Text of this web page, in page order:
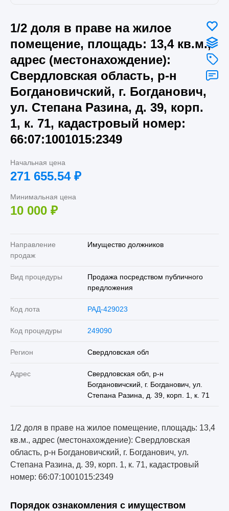
1/2 доля в праве на жилое
помещение, площадь: 13,4 кв.м.,
адрес (местонахождение):
Свердловская область, р-н
Богдановичский, г. Богданович,
ул. Степана Разина, д. 39, корп.
1, к. 71, кадастровый номер:
66:07:1001015:2349
Начальная цена
271 655.54 ₽
Минимальная цена
10 000 ₽
Направление
продаж
Имущество должников
Вид процедуры
Продажа посредством публичного
предложения
Код лота РАД-429023
Код процедуры 249090
Регион Свердловская обл
Адрес
Свердловская обл, р-н
Богдановичский, г. Богданович, ул.
Степана Разина, д. 39, корп. 1, к. 71
1/2 доля в праве на жилое помещение, площадь: 13,4
кв.м., адрес (местонахождение): Свердловская
область, р-н Богдановичский, г. Богданович, ул.
Степана Разина, д. 39, корп. 1, к. 71, кадастровый
номер: 66:07:1001015:2349
Порядок ознакомления с имуществом